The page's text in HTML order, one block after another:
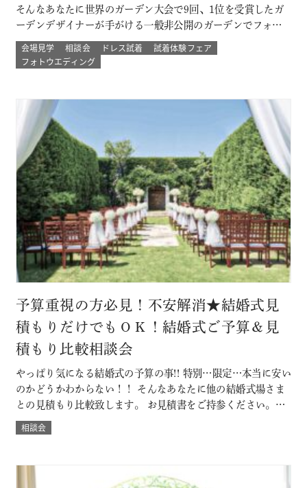
そんなあなたに世界のガーデン大会で9回、1位を受賞したガ
ーデンデザイナーが手がける一般非公開のガーデンでフォト
ウェディング。 プロのカメラマンと一緒に 二人以外は誰もい
ない こだわりのプライベートガーデンでのウェディングフォ
会場見学 相談会 ドレス試着
試着体験フェア
フォトウエディング
予算重視の方必見！不安解消★結婚式見
積もりだけでもＯＫ！結婚式ご予算＆見
積もり比較相談会
やっぱり気になる結婚式の予算の事!! 特別…限定…本当に安い
のかどうかわからない！！ そんなあなたに他の結婚式場さま
との見積もり比較致します。 お見積書をご持参ください。
「既に他の結婚式場に決定済みだけど・・」なんていう方も
大歓迎。 ◇既に予算書をもらっている方は当日お持ちいただ
ついても紹介。 本当に…
相談会